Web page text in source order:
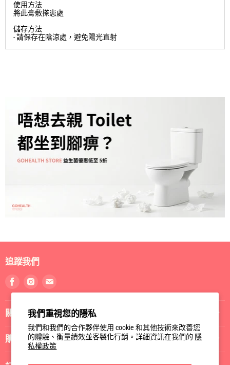
我們重視您的隱私
我們和我們的合作夥伴使用 cookie 和其他技術來改善您
的體驗、衡量績效並客製化行銷。詳細資訊在我們的 隱
私權政策
使用方法
將此膏敷搽患處
儲存方法
- 請保存在陰涼處，避免陽光直射
追蹤我們
到
Facebook
到
們
Instagram
到
們
電
郵
關於我們
購物指南